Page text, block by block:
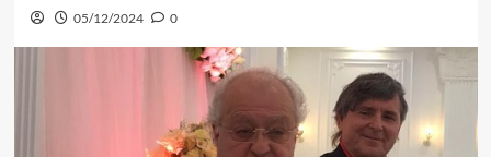
05/12/2024 0